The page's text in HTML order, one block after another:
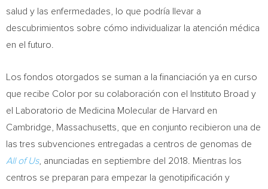
salud y las enfermedades, lo que podría llevar a
descubrimientos sobre cómo individualizar la atención médica
en el futuro.
Los fondos otorgados se suman a la financiación ya en curso
que recibe Color por su colaboración con el Instituto Broad y
el Laboratorio de Medicina Molecular de Harvard en
Cambridge, Massachusetts , que en conjunto recibieron una de
las tres subvenciones entregadas a centros de genomas de
All of Us, anunciadas en septiembre del 2018. Mientras los
centros se preparan para empezar la genotipificación y